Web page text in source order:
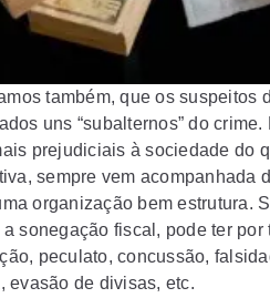
também, que os suspeitos
uns “subalternos” do
prejudiciais à sociedade do
sempre vem acompanhada
organização bem estrutura.
sonegação fiscal, pode ter
peculato, concussão,
evasão de divisas, etc.